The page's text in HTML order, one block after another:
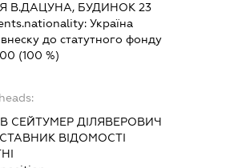
В.ДАЦУНА, БУДИНОК 23
Україна
до статутного фонду
(100 %)
СЕЙТУМЕР ДІЛЯВЕРОВИЧ
ВІДОМОСТІ